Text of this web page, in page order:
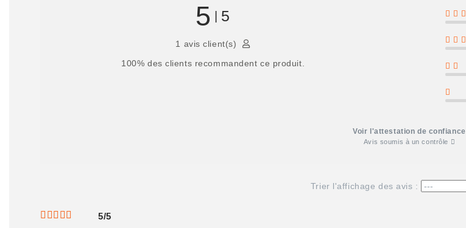
5 5
1 avis client(s)
100% des clients recommandent ce produit.
Voir l'attestation de confiance
Avis soumis à un contrôle
Trier l'affichage des avis :
5/5